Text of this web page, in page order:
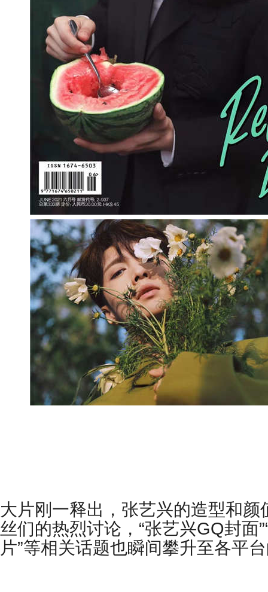
大片刚一释出，张艺兴的造型和颜
丝们的热烈讨论， “张艺兴GQ封面
片”等相关话题也瞬间攀升至各平